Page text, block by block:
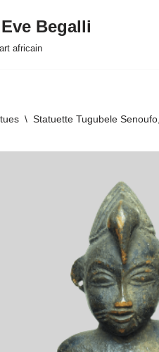
Begalli
africain
\ Statuette Tugubele